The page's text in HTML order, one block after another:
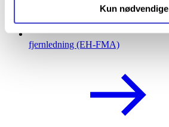
Kun nødvendige
fjernledning (EH-FMA)